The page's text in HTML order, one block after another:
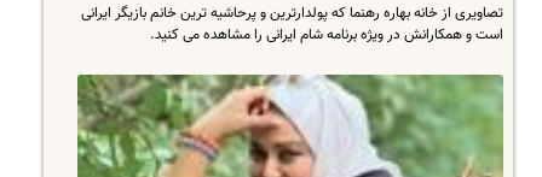
تصاویری از خانه بهاره رهنما که پولدارترین و پرحاشیه ترین خانم بازیگر ایرانی
است و همکارانش در ویژه برنامه شام ایرانی را مشاهده می کنید.